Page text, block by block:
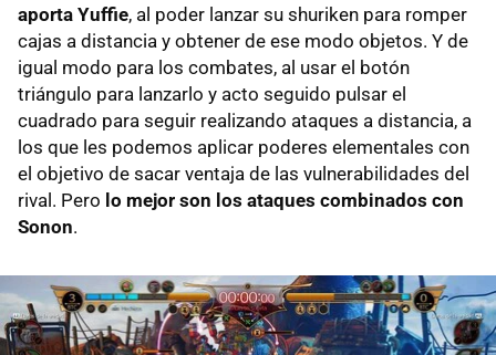
aporta Yuffie, al poder lanzar su shuriken para romper
cajas a distancia y obtener de ese modo objetos. Y de
igual modo para los combates, al usar el botón
triángulo para lanzarlo y acto seguido pulsar el
cuadrado para seguir realizando ataques a distancia, a
los que les podemos aplicar poderes elementales con
el objetivo de sacar ventaja de las vulnerabilidades del
rival. Pero lo mejor son los ataques combinados con
Sonon.